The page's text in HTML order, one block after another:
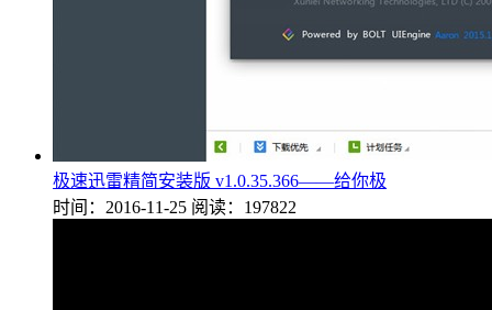
极速迅雷精简安装版 v1.0.35.366——给你极
时间：2016-11-25 阅读：197822